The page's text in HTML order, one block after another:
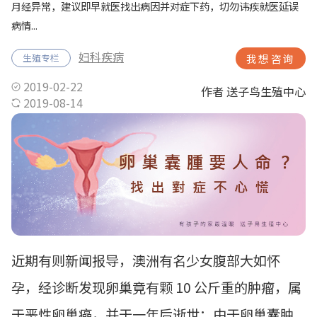
月经异常，建议即早就医找出病因并对症下药，切勿讳疾就医延误
病情...
生殖专栏 妇科疾病 我想咨询
2019-02-22
2019-08-14
作者 送子鸟生殖中心
近期有则新闻报导，澳洲有名少女腹部大如怀
孕，经诊断发现卵巢竟有颗 10 公斤重的肿瘤，属